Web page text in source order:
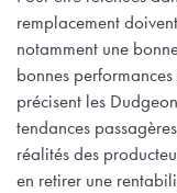
remplacement
notamment une
bonnes
précisent les
tendances
réalités des
en retirer une